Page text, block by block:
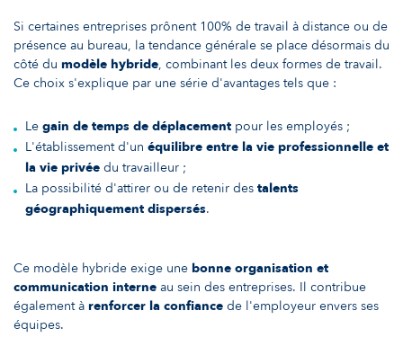
Si certaines entreprises prônent 100% de travail à distance ou de
présence au bureau, la tendance générale se place désormais du
côté du modèle hybride, combinant les deux formes de travail.
Ce choix s'explique par une série d'avantages tels que :
Le gain de temps de déplacementpour les employés ;
L'établissement d'un équilibre entre la vie professionnelle et
la vie privéedu travailleur ;
La possibilité d'attirer ou de retenir des talents
géographiquement dispersés.
Ce modèle hybride exige une bonne organisation et
communication interne au sein des entreprises. Il contribue
également à renforcer la confiance de l'employeur envers ses
équipes.